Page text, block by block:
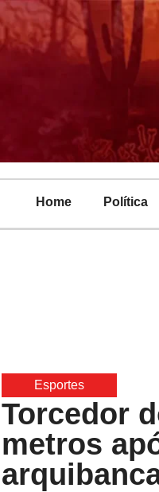
Home Política
Esportes
Torcedor
metros